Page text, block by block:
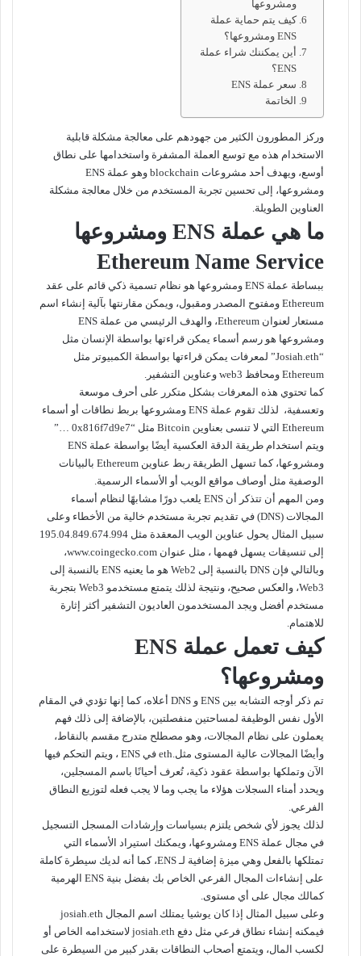
ومشروعها
كيف يتم حماية عملة
ENS ومشروعها؟
أين يمكننك شراء عملة
ENS؟
سعر عملة ENS
الخاتمة
وركز المطورون الكثير من جهودهم على معالجة مشكلة قابلية
الاستخدام هذه مع توسع العملة المشفرة واستخدامها على نطاق
أوسع، ويهدف أحد مشروعات blockchain وهو عملة ENS
ومشروعها، إلى تحسين تجربة المستخدم من خلال معالجة مشكلة
العناوين الطويلة.
ما هي عملة ENS ومشروعها
Ethereum Name Service
ببساطة عملة ENS ومشروعها هو نظام تسمية ذكي قائم على عقد
Ethereum ومفتوح المصدر ومقبول، ويمكن مقارنتها بآلية إنشاء اسم
مستعار لعنوان Ethereum، والهدف الرئيسي من عملة ENS
ومشروعها هو رسم أسماء يمكن قراءتها بواسطة الإنسان مثل
“Josiah.eth” لمعرفات يمكن قراءتها بواسطة الكمبيوتر مثل
Ethereum ومحافظ web3 وعناوين التشفير.
كما تحتوي هذه المعرفات بشكل متكرر على أحرف موسعة
وتعسفية، لذلك تقوم عملة ENS ومشروعها بربط نطاقات أو أسماء
Ethereum التي لا تنسى بعناوين Bitcoin مثل “0x816f7d9e7 …”
ويتم استخدام طريقة الدقة العكسية أيضًا بواسطة عملة ENS
ومشروعها، كما تسهل الطريقة ربط عناوين Ethereum بالبيانات
الوصفية مثل أوصاف مواقع الويب أو الأسماء الرسمية.
ومن المهم أن تتذكر أن ENS يلعب دورًا مشابهًا لنظام أسماء
المجالات (DNS) في تقديم تجربة مستخدم خالية من الأخطاء وعلى
سبيل المثال يحول عناوين الويب المعقدة مثل 195.04.849.674.994
إلى تنسيقات يسهل فهمها ، مثل عنوان www.coingecko.com،
وبالتالي فإن DNS بالنسبة إلى Web2 هو ما يعنيه ENS بالنسبة إلى
Web3، والعكس صحيح، ونتيجة لذلك يتمتع مستخدمو Web3 بتجربة
مستخدم أفضل ويجد المستخدمون العاديون التشفير أكثر إثارة
للاهتمام.
كيف تعمل عملة ENS
ومشروعها؟
تم ذكر أوجه التشابه بين ENS و DNS أعلاه، كما إنها تؤدي في المقام
الأول نفس الوظيفة لمساحتين منفصلتين، بالإضافة إلى ذلك فهم
يعملون على نظام المجالات، وهو مصطلح متدرج مقسم بالنقاط،
وأيضًا المجالات عالية المستوى مثل.eth في ENS ، ويتم التحكم فيها
الآن وتملكها بواسطة عقود ذكية، تُعرف أحيانًا باسم المسجلين،
ويحدد أمناء السجلات هؤلاء ما يجب وما لا يجب فعله لتوزيع النطاق
الفرعي.
لذلك يجوز لأي شخص يلتزم بسياسات وإرشادات المسجل التسجيل
في مجال عملة ENS ومشروعها، ويمكنك استيراد الأسماء التي
تمتلكها بالفعل وهي ميزة إضافية لـ ENS، كما أنه لديك سيطرة كاملة
على إنشاءات المجال الفرعي الخاص بك بفضل بنية ENS الهرمية
كمالك مجال على أي مستوى.
وعلى سبيل المثال إذا كان يوشيا يمتلك اسم المجال josiah.eth
فيمكنه إنشاء نطاق فرعي مثل دفع josiah.eth لاستخدامه الخاص أو
لكسب المال، ويتمتع أصحاب النطاقات بقدر كبير من السيطرة على